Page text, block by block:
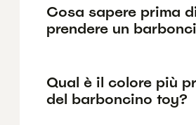
Cosa sapere prima
prendere un
Qual è il colore più
del barboncino toy?